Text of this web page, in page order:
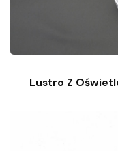
Lustro Z